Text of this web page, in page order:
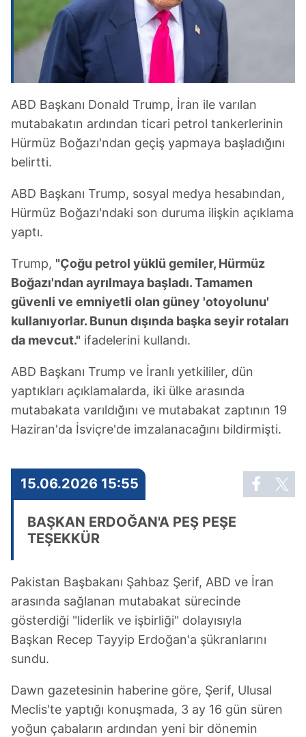
verileriniz işlenmekte olup gerekli olan çerezler bilgi
toplumu hizmetlerinin sunulması amacıyla
kullanılmaktadır. Diğer çerezler, sitemizin daha işlevsel
kılınması ve kişiselleştirilmesi ve sizlere yönelik
reklam/pazarlama faaliyetlerinin yapılması, amaçlarıyla
sınırlı olarak açık rızanız dahilinde kullanılacaktır.
Çerezlere ilişkin tercihlerinizi aşağıda yer alan panel
vasıtasıyla belirleyebilirsiniz. Çerezlere ilişkin detaylı bilgi
için Ayarlar butonuna tıklayabilir,
6698 sayılı Kişisel Verilerin Korunması Kanunu uyarınca
hazırlanmış Aydınlatma Metnimizi okumak ve sitemizde
almak için lütfen tıklayınız.
ABD Başkanı Donald Trump, İran ile varılan
mutabakatın ardından ticari petrol tankerlerinin
Hürmüz Boğazı'ndan geçiş yapmaya başladığını
belirtti.
ABD Başkanı Trump, sosyal medya hesabından,
Hürmüz Boğazı'ndaki son duruma ilişkin açıklama
yaptı.
Trump, "Çoğu petrol yüklü gemiler, Hürmüz
Boğazı'ndan ayrılmaya başladı. Tamamen
güvenli ve emniyetli olan güney 'otoyolunu'
kullanıyorlar. Bunun dışında başka seyir rotaları
da mevcut." ifadelerini kullandı.
ABD Başkanı Trump ve İranlı yetkililer, dün
yaptıkları açıklamalarda, iki ülke arasında
mutabakata varıldığını ve mutabakat zaptının 19
Haziran'da İsviçre'de imzalanacağını bildirmişti.
15.06.2026 15:55
BAŞKAN ERDOĞAN'A PEŞ PEŞE
TEŞEKKÜR
Pakistan Başbakanı Şahbaz Şerif, ABD ve İran
arasında sağlanan mutabakat sürecinde
gösterdiği "liderlik ve işbirliği" dolayısıyla
Başkan Recep Tayyip Erdoğan'a şükranlarını
sundu.
Dawn gazetesinin haberine göre, Şerif, Ulusal
Meclis'te yaptığı konuşmada, 3 ay 16 gün süren
yoğun çabaların ardından yeni bir dönemin